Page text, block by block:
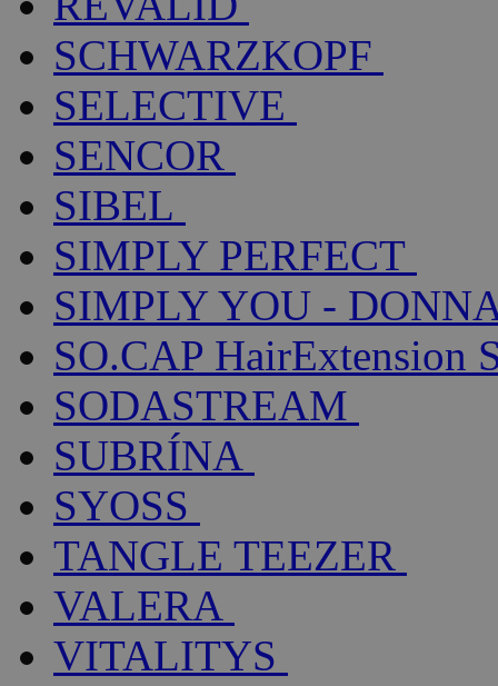
SCHWARZKOPF
SELECTIVE
SENCOR
SIBEL
SIMPLY PERFECT
SIMPLY YOU -
SO.CAP HairExtension
SODASTREAM
SUBRÍNA
SYOSS
TANGLE TEEZER
VALERA
VITALITYS